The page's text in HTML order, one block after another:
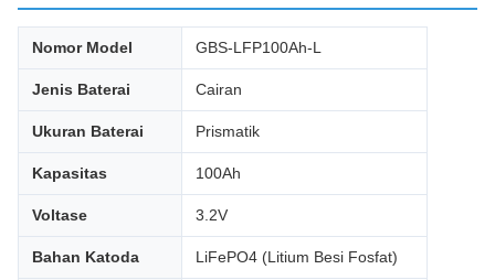
Nomor Model GBS-LFP100Ah-L
Jenis Baterai Cairan
Ukuran Baterai Prismatik
Kapasitas 100Ah
Voltase 3.2V
Bahan Katoda LiFePO4 (Litium Besi Fosfat)